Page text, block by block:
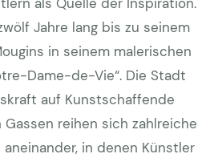
als Quelle der Inspiration.
Jahre lang bis zu seinem
in seinem malerischen
Dame-de-Vie“. Die Stadt
auf Kunstschaffende
Gassen reihen sich zahlreiche
in denen Künstler